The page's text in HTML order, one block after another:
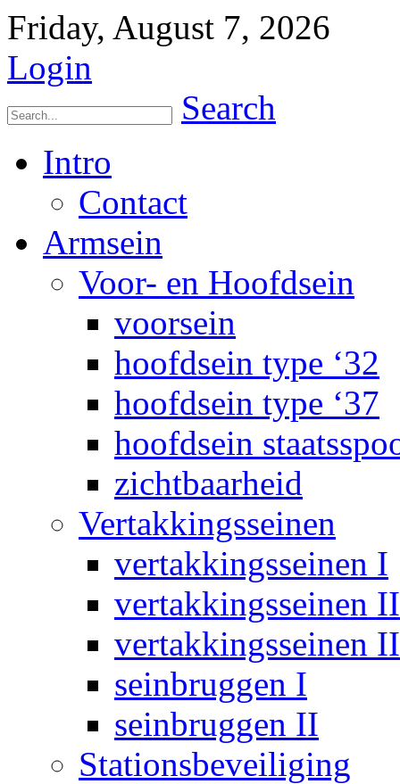
Friday, August 7, 2026
Login
Search
Intro
Contact
Armsein
Voor- en Hoofdsein
voorsein
hoofdsein type ‘32
hoofdsein type ‘37
hoofdsein
zichtbaarheid
Vertakkingsseinen
vertakkingsseinen I
vertakkingsseinen II
vertakkingsseinen
seinbruggen I
seinbruggen II
Stationsbeveiliging